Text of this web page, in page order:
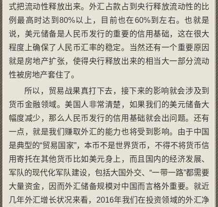
式把流动性释放出来。外汇占款占到央行释放流动性的比
例最高时达到80%以上，目前也在60%到左右。也就是
说，美元储备是人民币发行的重要的信用基础，这在很大
程度上确保了人民币汇率的稳定。当然还有一个重要原因
就是房地产扩张，使得央行释放出来的相当大一部分流动
性被房地产套住了。
所以，贸易战果真打下去，接下来的影响就会涉及到
货币金融领域。美国人非常清楚，如果我们的美元储备大
幅度减少，那么人民币发行的信用基础就会出问题。还有
一点，就是我们赚取外汇的能力也将受到影响。由于中国
是典型的“贸易国家”，本币不是世界货币，不得不将货币信
用寄托在其他货币比如美元身上，而且国内的经济发展、
军队的现代化军队建设，包括大国外交、“一带一路”都需要
大量资金，因而外汇储备规模对中国而言格外重要。就近
几年外汇增长状况来看，2016年我们在投资领域的外汇净